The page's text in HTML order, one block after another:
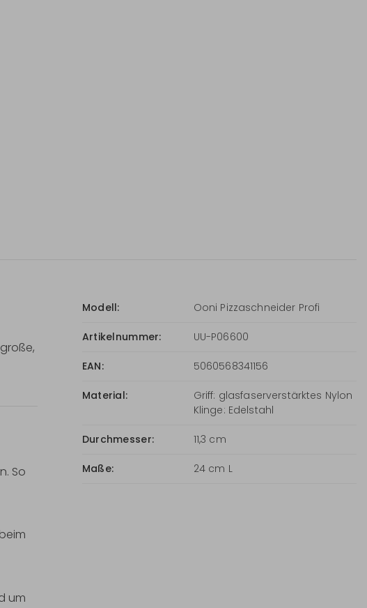
So
um
Modell: Ooni Pizzaschneider Profi
Artikelnummer: UU-P06600
EAN: 5060568341156
Material:
Griff: glasfaserverstärktes Nylon
Klinge: Edelstahl
Durchmesser: 11,3 cm
Maße: 24 cm L